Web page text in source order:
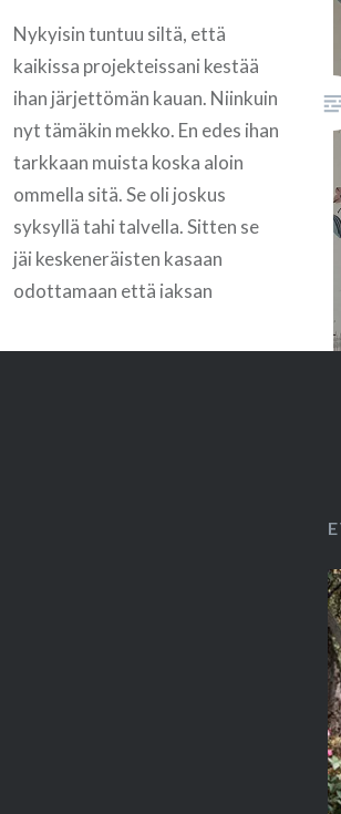
Nykyisin tuntuu siltä, että
kaikissa projekteissani kestää
ihan järjettömän kauan. Niinkuin
nyt tämäkin mekko. En edes ihan
tarkkaan muista koska aloin
ommella sitä. Se oli joskus
syksyllä tahi talvella. Sitten se
jäi keskeneräisten kasaan
odottamaan että jaksan
viimeistellä pääntien. Nyt alkoi